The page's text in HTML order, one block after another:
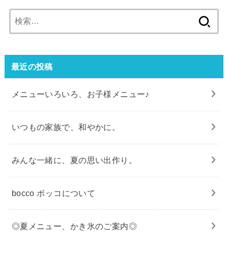
索:
最近の投稿
メニューいろいろ、お子様メニュー♪
いつもの家族で、和やかに。
みんな一緒に、夏の思い出作り。
bocco ボッコについて
◎夏メニュー、かき氷のご案内◎